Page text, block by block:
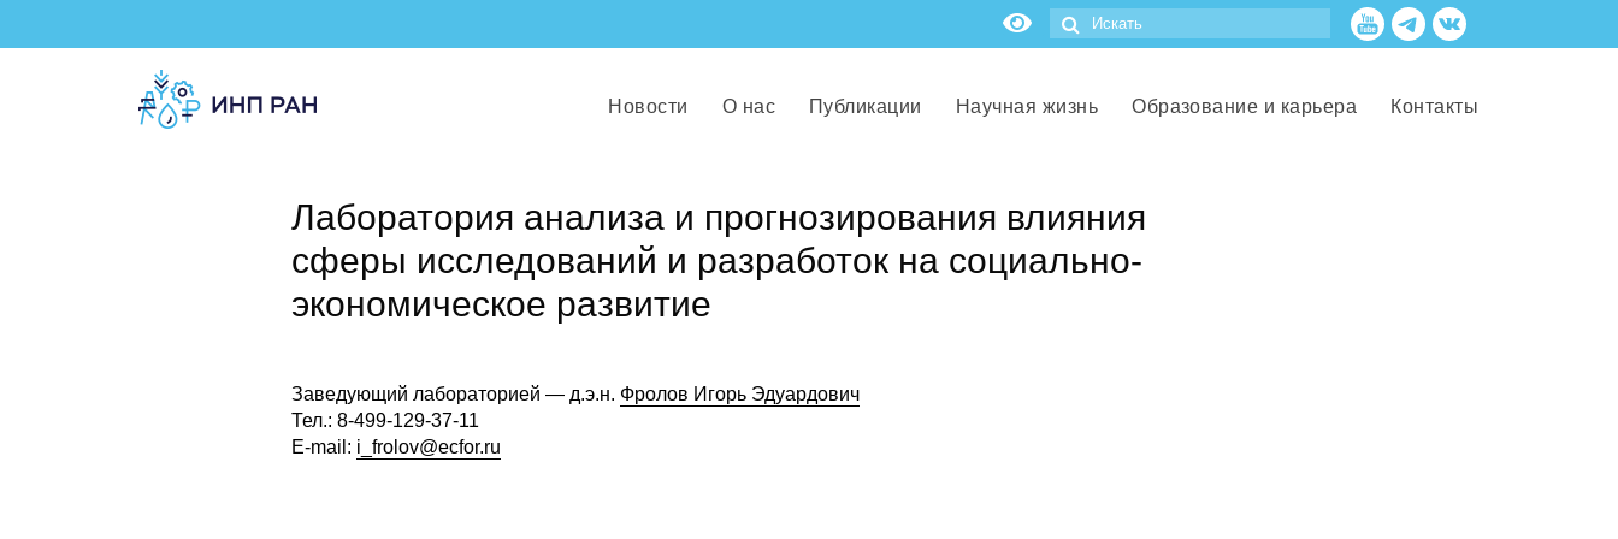
Новости О нас Публикации Научная жизнь Образование и карьера Контакты
Лаборатория анализа и прогнозирования влияния
сферы исследований и разработок на социально-
экономическое развитие
Заведующий лабораторией — д.э.н. Фролов Игорь Эдуардович
Тел.: 8-499-129-37-11
E-mail: i_frolov@ecfor.ru